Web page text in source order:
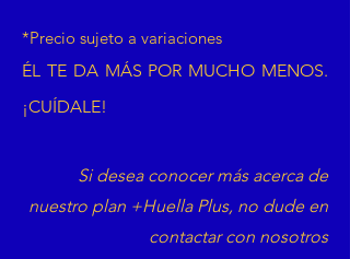
*Precio sujeto a variaciones
ÉL TE DA MÁS POR MUCHO MENOS.
¡CUÍDALE!
Si desea conocer más acerca de
nuestro plan +Huella Plus, no dude en
contactar con nosotros